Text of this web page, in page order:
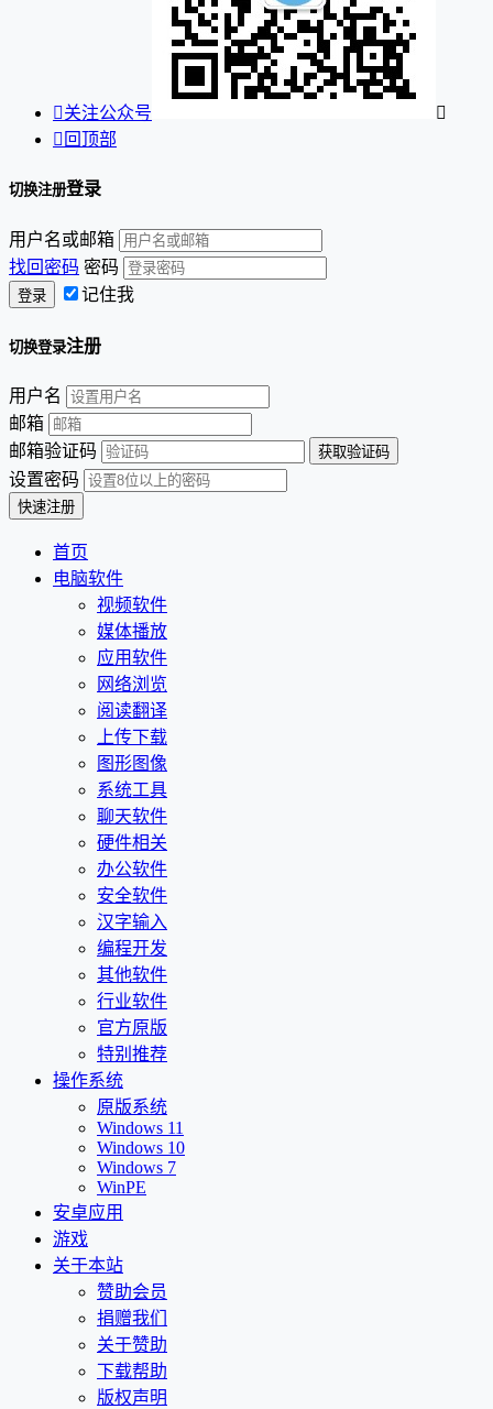
关注公众号

 回顶部
切换注册登录
用户名或邮箱
找回密码 密码
记住我
切换登录注册
用户名
邮箱
邮箱验证码
设置密码
首页
电脑软件
视频软件
媒体播放
应用软件
网络浏览
阅读翻译
上传下载
图形图像
系统工具
聊天软件
硬件相关
办公软件
安全软件
汉字输入
编程开发
其他软件
行业软件
官方原版
特别推荐
操作系统
原版系统
Windows 11
Windows 10
Windows 7
WinPE
安卓应用
游戏
关于本站
赞助会员
捐赠我们
关于赞助
下载帮助
版权声明